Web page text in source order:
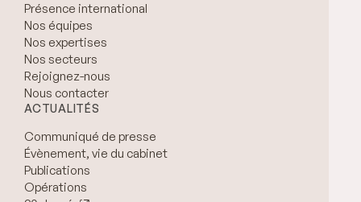
Présence international
Nos équipes
Nos expertises
Nos secteurs
Rejoignez-nous
Nous contacter
ACTUALITÉS
Communiqué de presse
Évènement, vie du cabinet
Publications
Opérations